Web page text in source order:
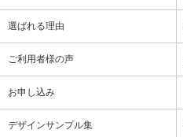
選ばれる理由
ご利用者様の声
お申し込み
デザインサンプル集